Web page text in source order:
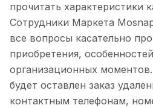
прочитать характеристики
Сотрудники Маркета
все вопросы касательно
приобретения,
организационных
будет оставлен заказ
контактным телефонам,